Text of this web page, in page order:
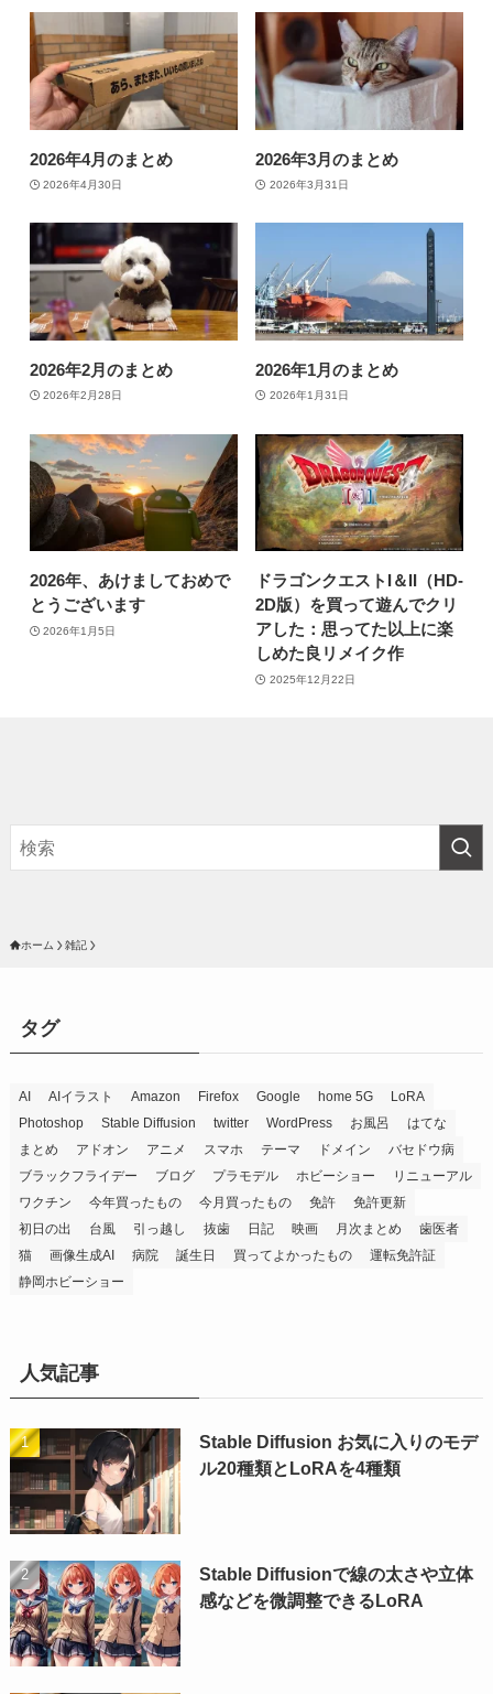
2026年4月のまとめ
2026年4月30日
2026年3月のまとめ
2026年3月31日
2026年2月のまとめ
2026年2月28日
2026年1月のまとめ
2026年1月31日
2026年、あけましておめで
とうございます
2026年1月5日
ドラゴンクエストI＆II（HD-
2D版）を買って遊んでクリ
アした：思ってた以上に楽
しめた良リメイク作
2025年12月22日
ホーム 雑記
タグ
AI AIイラスト Amazon Firefox Google home 5G
LoRA
Photoshop
Stable Diffusion twitter WordPress お風呂
はてな
まとめ
アドオン アニメ スマホ テーマ ドメイン
バセドウ病
ブラックフライデー
ブログ プラモデル ホビーショー
リニューアル
ワクチン
今年買ったもの 今月買ったもの 免許
免許更新
初日の出
台風 引っ越し 抜歯 日記 映画 月次まとめ
歯医者
猫
画像生成AI 病院 誕生日 買ってよかったもの
運転免許証
静岡ホビーショー
人気記事
Stable Diffusion お気に入りのモデ
ル20種類とLoRAを4種類
Stable Diffusionで線の太さや立体
感などを微調整できるLoRA